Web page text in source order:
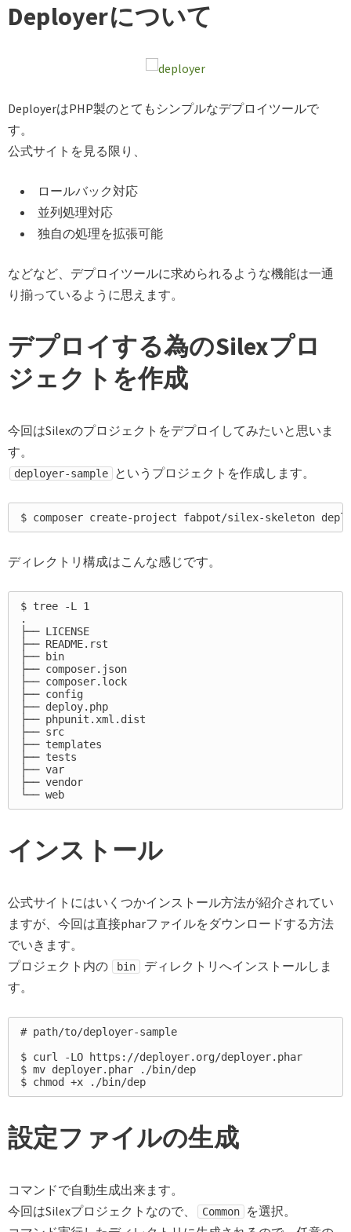
Deployerについて
DeployerはPHP製のとてもシンプルなデプロイツールで
す。
公式サイトを見る限り、
ロールバック対応
並列処理対応
独自の処理を拡張可能
などなど、デプロイツールに求められるような機能は一通
り揃っているように思えます。
デプロイする為のSilexプロ
ジェクトを作成
今回はSilexのプロジェクトをデプロイしてみたいと思いま
す。
deployer-sample というプロジェクトを作成します。
ディレクトリ構成はこんな感じです。
$ tree -L 1
.
├── LICENSE
├── README.rst
├── bin
├── composer.json
├── composer.lock
├── config
├── deploy.php
├── phpunit.xml.dist
├── src
├── templates
├── tests
├── var
├── vendor
インストール
公式サイトにはいくつかインストール方法が紹介されてい
ますが、今回は直接pharファイルをダウンロードする方法
でいきます。
プロジェクト内の
bin
ディレクトリへインストールしま
す。
# path/to/deployer-sample
$ curl -LO https://deployer.org/deployer.phar
$ mv deployer.phar ./bin/dep
設定ファイルの生成
コマンドで自動生成出来ます。
今回はSilexプロジェクトなので、
Common
を選択。